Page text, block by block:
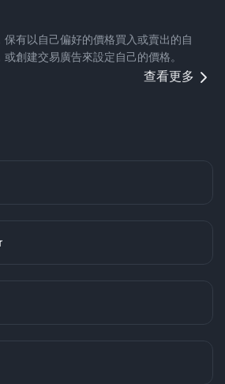
有以自己偏好的價格買入或賣出的自
創建交易廣告來設定自己的價格。
查看更多